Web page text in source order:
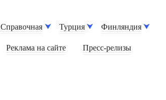
Справочная Турция Финляндия
Реклама на сайте Пресс-релизы